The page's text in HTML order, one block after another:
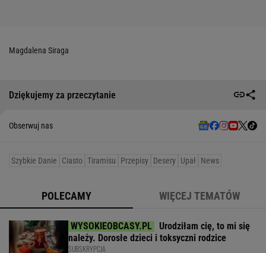
Magdalena Siraga
Dziękujemy za przeczytanie
Obserwuj nas
Szybkie Danie Ciasto Tiramisu Przepisy Desery Upał News
POLECAMY WIĘCEJ TEMATÓW
Urodziłam cię, to mi się
należy. Dorosłe dzieci i toksyczni rodzice
SUBSKRYPCJA